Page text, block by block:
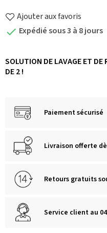
Ajouter aux favoris
 Expédié sous 3 à 8 jours
SOLUTION DE LAVAGE ET DE
DE 2 !
Paiement sécurisé
Livraison offerte
Retours gratuits
Service client au 04